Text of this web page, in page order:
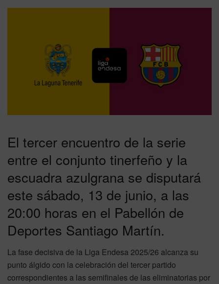
El tercer encuentro de la serie
entre el conjunto tinerfeño y la
escuadra azulgrana se disputará
este sábado, 13 de junio, a las
20:00 horas en el Pabellón de
Deportes Santiago Martín.
La fase decisiva de la Liga Endesa 2025/26 alcanza su
punto álgido con la celebración del tercer partido
correspondientes a las semifinales de las eliminatorias por